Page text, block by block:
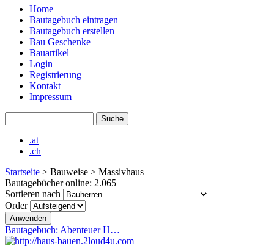
Hauptmenü
Home
Bautagebuch eintragen
Bautagebuch erstellen
Bau Geschenke
Bauartikel
Login
Registrierung
Kontakt
Impressum
.at
.ch
Startseite > Bauweise > Massivhaus
Bautagebücher online: 2.065
Sortieren nach
Order
Bautagebuch: Abenteuer H…